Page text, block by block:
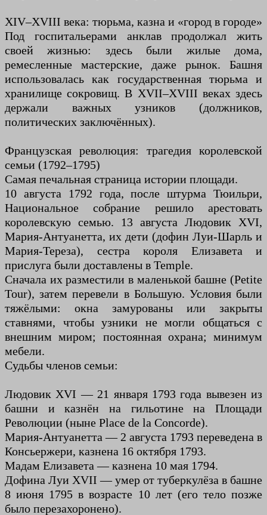
XIV–XVIII века: тюрьма, казна и «город в городе»
Под госпитальерами анклав продолжал жить
своей жизнью: здесь были жилые дома,
ремесленные мастерские, даже рынок. Башня
использовалась как государственная тюрьма и
хранилище сокровищ. В XVII–XVIII веках здесь
держали важных узников (должников,
политических заключённых).
Французская революция: трагедия королевской
семьи (1792–1795)
Самая печальная страница истории площади.
10 августа 1792 года, после штурма Тюильри,
Национальное собрание решило арестовать
королевскую семью. 13 августа Людовик XVI,
Мария-Антуанетта, их дети (дофин Луи-Шарль и
Мария-Тереза), сестра короля Елизавета и
прислуга были доставлены в Temple.
Сначала их разместили в маленькой башне (Petite
Tour), затем перевели в Большую. Условия были
тяжёлыми: окна замурованы или закрыты
ставнями, чтобы узники не могли общаться с
внешним миром; постоянная охрана; минимум
мебели.
Судьбы членов семьи:
Людовик XVI — 21 января 1793 года вывезен из
башни и казнён на гильотине на Площади
Революции (ныне Place de la Concorde).
Мария-Антуанетта — 2 августа 1793 переведена в
Консьержери, казнена 16 октября 1793.
Мадам Елизавета — казнена 10 мая 1794.
Дофина Луи XVII — умер от туберкулёза в башне
8 июня 1795 в возрасте 10 лет (его тело позже
было перезахоронено).